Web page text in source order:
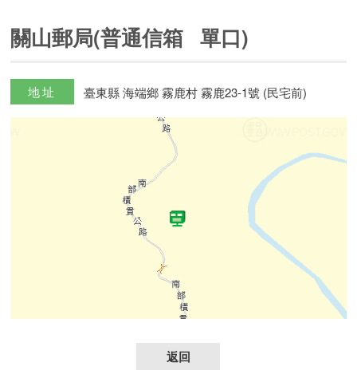
關山郵局(普通信箱 單口)
地址 臺東縣 海端鄉 霧鹿村 霧鹿23-1號 (民宅前)